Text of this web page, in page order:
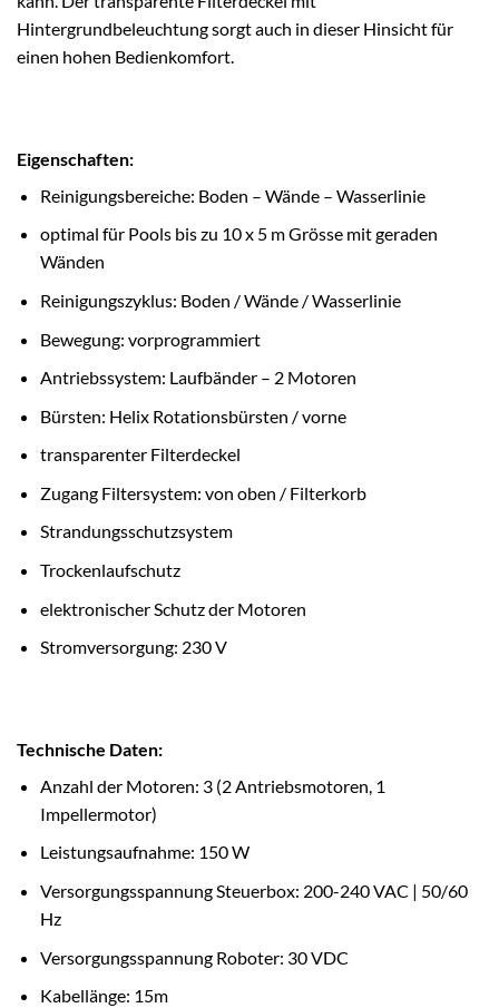
Hintergrundbeleuchtung sorgt auch in dieser Hinsicht für
einen hohen Bedienkomfort.
Eigenschaften:
Reinigungsbereiche: Boden – Wände – Wasserlinie
optimal für Pools bis zu 10 x 5 m Grösse mit geraden
Wänden
Reinigungszyklus: Boden / Wände / Wasserlinie
Bewegung: vorprogrammiert
Antriebssystem: Laufbänder – 2 Motoren
Bürsten: Helix Rotationsbürsten / vorne
transparenter Filterdeckel
Zugang Filtersystem: von oben / Filterkorb
Strandungsschutzsystem
Trockenlaufschutz
elektronischer Schutz der Motoren
Stromversorgung: 230 V
Technische Daten:
Anzahl der Motoren: 3 (2 Antriebsmotoren, 1
Impellermotor)
Leistungsaufnahme: 150 W
Versorgungsspannung Steuerbox: 200-240 VAC | 50/60
Hz
Versorgungsspannung Roboter: 30 VDC
Kabellänge: 15m